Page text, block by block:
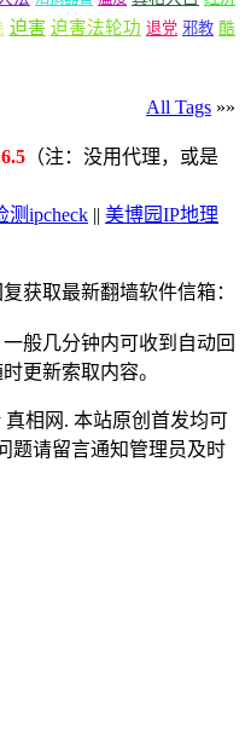
迫害 迫害法轮功 退党 邪教 酷
All Tags »»
（注：没用代理，或是
测ipcheck || 美博园IP地理
获取最新翻墙软件信箱：
般几分钟内可收到自动回
更新索取内容。
真相网. 本站原创首发均可
题请留言通知管理员及时